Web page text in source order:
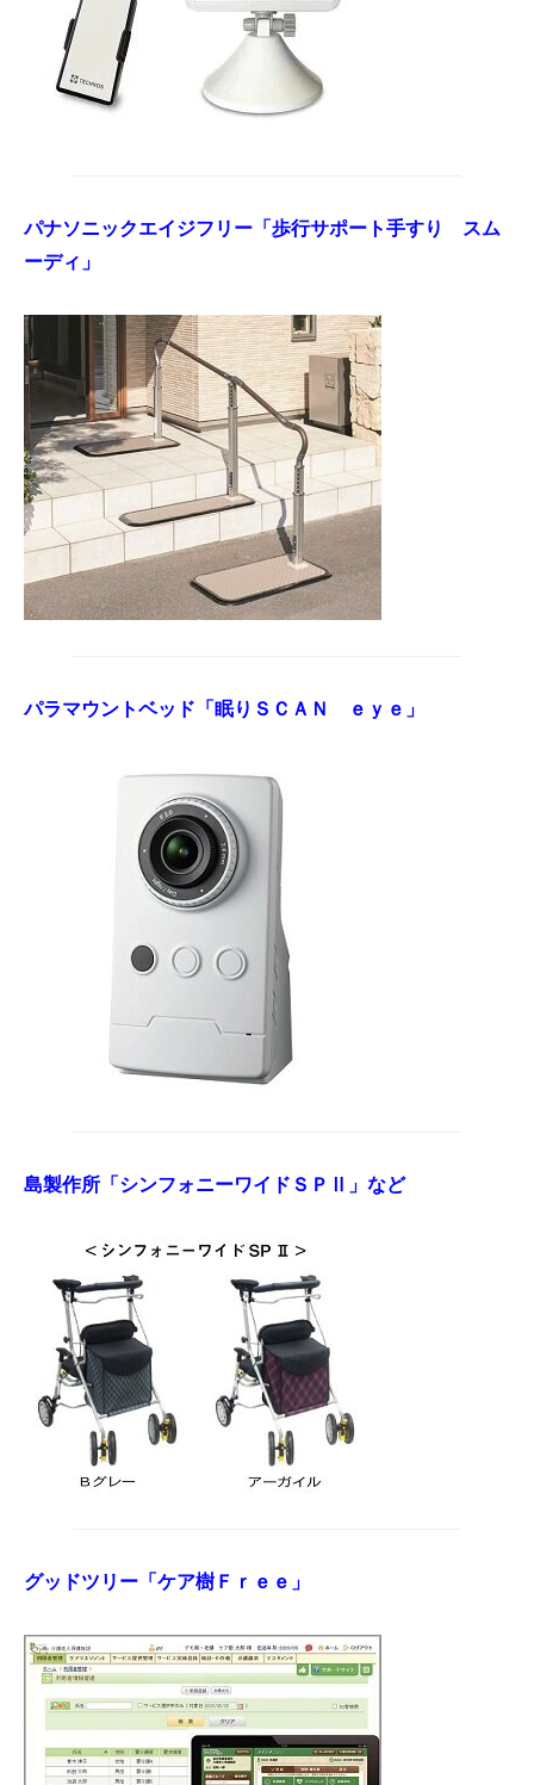
パナソニックエイジフリー「歩行サポート手すり スム
ーディ」
パラマウントベッド「眠りＳＣＡＮ ｅｙｅ」
島製作所「シンフォニーワイドＳＰⅡ」など
グッドツリー「ケア樹Ｆｒｅｅ」